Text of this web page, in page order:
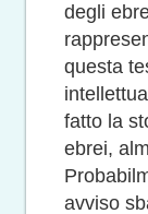
degli
questa
fatto la
ebrei,
avviso